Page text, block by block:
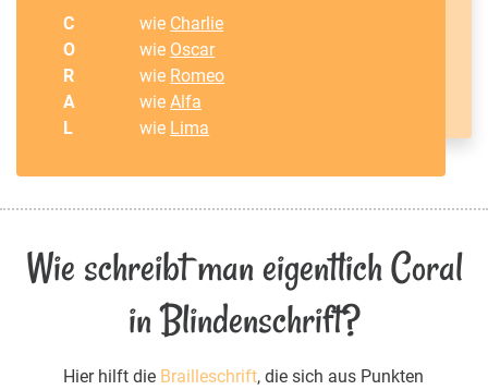
C wie Charlie
O
wie Oscar
R
wie Romeo
A
wieAlfa
L
wie Lima
Wie schreibt man eigentlich Coral
in Blindenschrift?
Hier hilft die Brailleschrift, die sich aus Punkten